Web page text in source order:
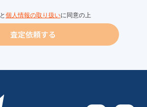
と 個人情報の取り扱いに同意の上
査定依頼する